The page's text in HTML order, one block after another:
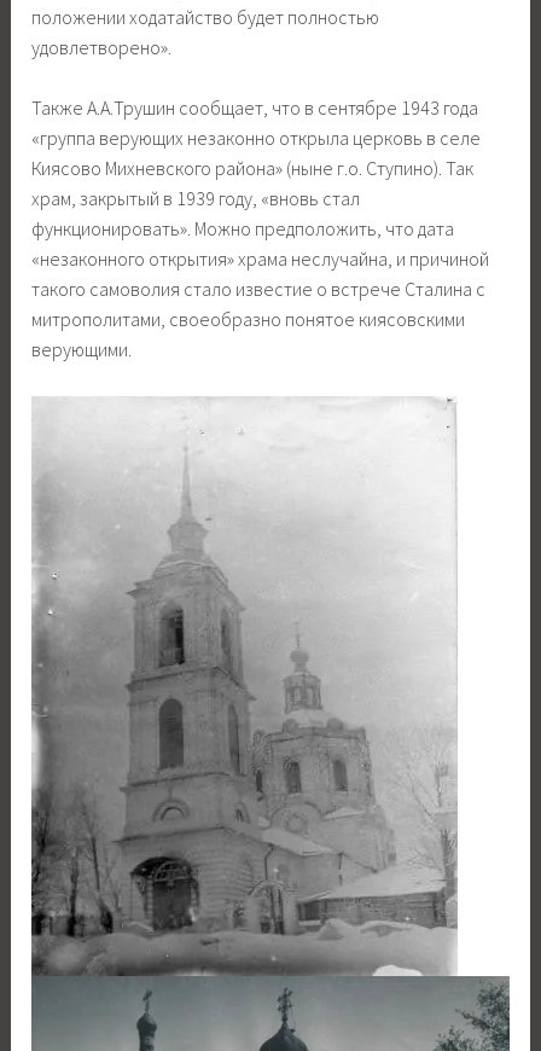
положении ходатайство будет полностью
удовлетворено».
Также А.А.Трушин сообщает, что в сентябре 1943 года
«группа верующих незаконно открыла церковь в селе
Киясово Михневского района» (ныне г.о. Ступино). Так
храм, закрытый в 1939 году, «вновь стал
функционировать». Можно предположить, что дата
«незаконного открытия» храма неслучайна, и причиной
такого самоволия стало известие о встрече Сталина с
митрополитами, своеобразно понятое киясовскими
верующими.